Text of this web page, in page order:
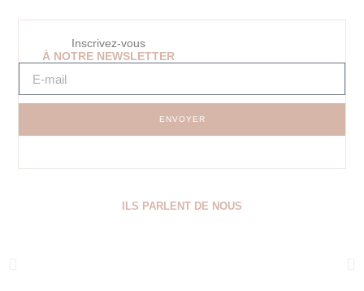
Inscrivez-vous
À NOTRE NEWSLETTER
ENVOYER
ILS PARLENT DE NOUS